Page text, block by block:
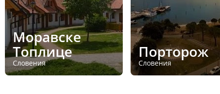
Моравске
Топлице
Словения
Порторож
Словения